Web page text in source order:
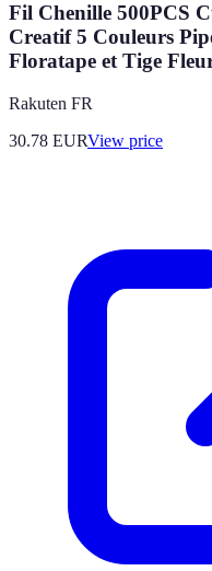
Fil Chenille 500PCS
Creatif 5 Couleurs
Floratape et Tige
Rakuten FR
30.78 EURView price